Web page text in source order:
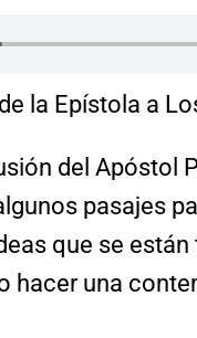
la Epístola a
del Apóstol
pasajes
que se
hacer una